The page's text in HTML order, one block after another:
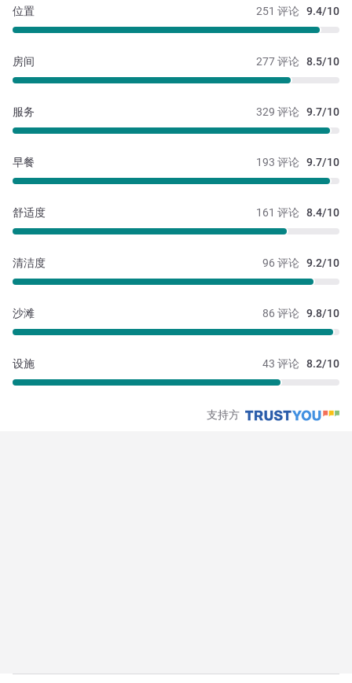
251 评论 9.4/10
位置
277 评论 8.5/10
房间
329 评论 9.7/10
服务
193 评论 9.7/10
早餐
161 评论 8.4/10
舒适度
96 评论 9.2/10
清洁度
86 评论 9.8/10
沙滩
43 评论 8.2/10
设施
支持方